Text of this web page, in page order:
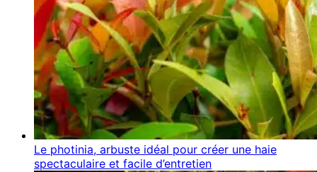
Le photinia, arbuste idéal pour créer une haie
spectaculaire et facile d’entretien